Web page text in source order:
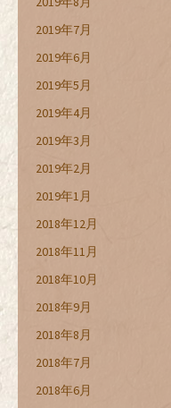
2019年7月
2019年6月
2019年5月
2019年4月
2019年3月
2019年2月
2019年1月
2018年12月
2018年11月
2018年10月
2018年9月
2018年8月
2018年7月
2018年6月